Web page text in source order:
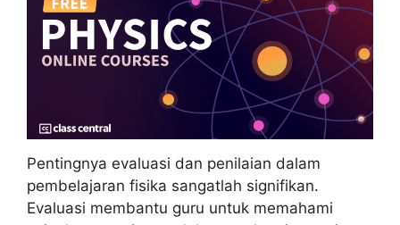
Pentingnya evaluasi dan penilaian dalam
pembelajaran fisika sangatlah signifikan.
Evaluasi membantu guru untuk memahami